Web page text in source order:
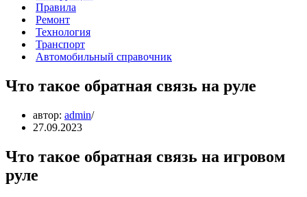
Правила
Ремонт
Технология
Транспорт
Автомобильный справочник
Что такое обратная связь на руле
автор: admin
27.09.2023
Что такое обратная связь на игровом
руле